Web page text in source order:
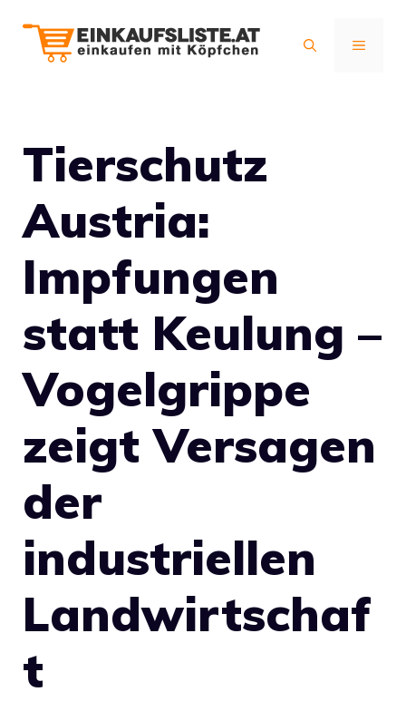
Inhalt
MENÜ
Tierschutz
Austria:
Impfungen
statt Keulung –
Vogelgrippe
zeigt Versagen
der
industriellen
Landwirtschaf
t